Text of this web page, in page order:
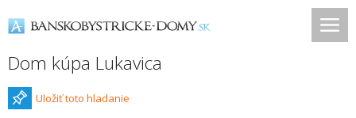
Dom kúpa Lukavica
Uložiť toto hladanie